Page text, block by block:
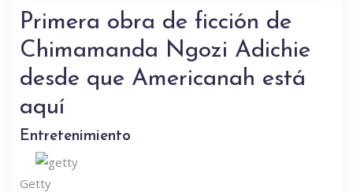
Primera obra de ficción de
Chimamanda Ngozi Adichie
desde que Americanah está
aquí
Entretenimiento
Getty